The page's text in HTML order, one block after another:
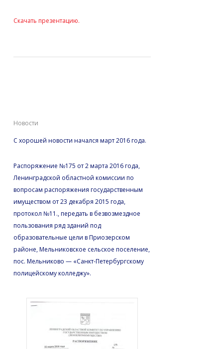
Скачать презентацию.
Новости
С хорошей новости начался март 2016 года.
Распоряжение №175 от 2 марта 2016 года,
Ленинградской областной комиссии по
вопросам распоряжения государственным
имуществом от 23 декабря 2015 года,
протокол №11., передать в безвозмездное
пользования ряд зданий под
образовательные цели в Приозерском
районе, Мельниковское сельское поселение,
пос. Мельниково — «Санкт-Петербургскому
полицейскому колледжу».